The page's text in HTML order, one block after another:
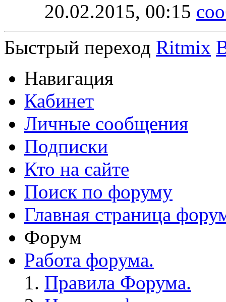
20.02.2015, 00:15
Быстрый переход Ritmix
Навигация
Кабинет
Личные сообщения
Подписки
Кто на сайте
Поиск по форуму
Главная страница
Форум
Работа форума.
Правила Форума.